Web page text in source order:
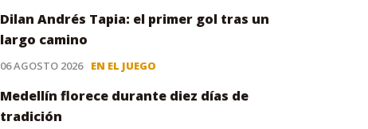
Dilan Andrés Tapia: el primer gol tras un
largo camino
06 AGOSTO 2026 EN EL JUEGO
Medellín florece durante diez días de
tradición